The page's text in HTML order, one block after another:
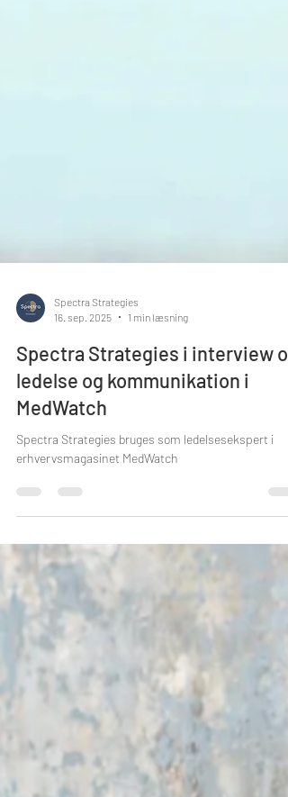
Spectra Strategies
Spectra Strategies i interview
ledelse og kommunikation i
MedWatch
Spectra Strategies bruges som ledelsesekspert i